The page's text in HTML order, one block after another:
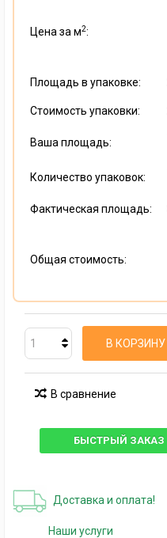
Цена за м2:
Площадь в упаковке:
Стоимость упаковки:
Ваша площадь:
Количество упаковок:
Фактическая площадь:
Общая стоимость:
В КОРЗИНУ
В сравнение
БЫСТРЫЙ ЗАКАЗ
Доставка и оплата!
Наши услуги